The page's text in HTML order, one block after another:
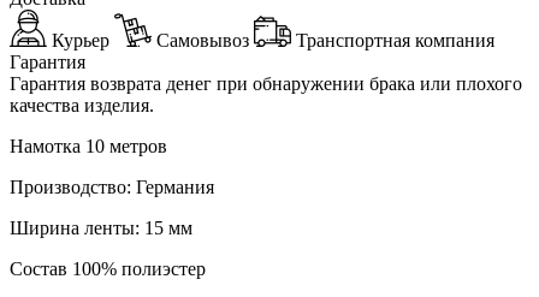
Курьер Самовывоз
Транспортная компания
Гарантия
Гарантия возврата денег при обнаружении брака или плохого
качества изделия.
Намотка 10 метров
Производство: Германия
Ширина ленты: 15 мм
Состав 100% полиэстер